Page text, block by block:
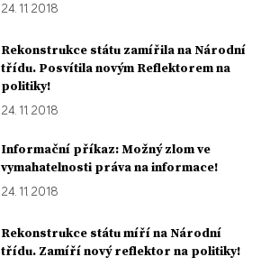
24. 11. 2018
Rekonstrukce státu zamířila na Národní
třídu. Posvítila novým Reflektorem na
politiky!
24. 11. 2018
Informační příkaz: Možný zlom ve
vymahatelnosti práva na informace!
24. 11. 2018
Rekonstrukce státu míří na Národní
třídu. Zamíří nový reflektor na politiky!